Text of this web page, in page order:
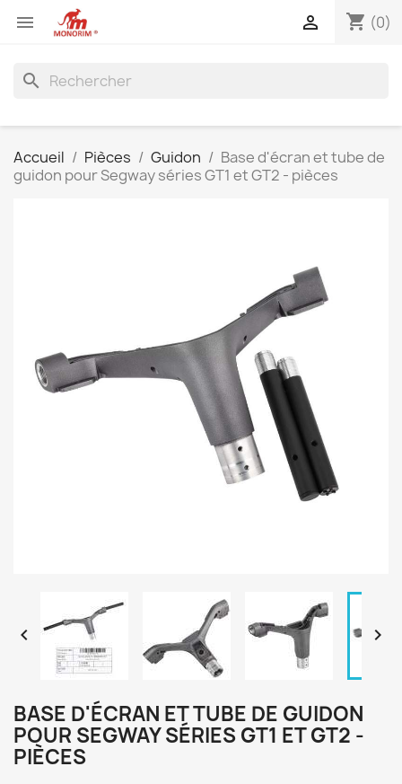
 shopping_cart (0)

search
Accueil Pièces Guidon
Base d'écran et tube de
guidon pour Segway séries GT1 et GT2 - pièces
 
BASE D'ÉCRAN ET TUBE DE GUIDON
POUR SEGWAY SÉRIES GT1 ET GT2 -
PIÈCES